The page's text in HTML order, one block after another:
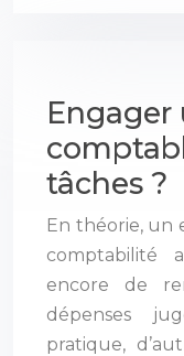
Engager
tâches ?
En théorie, un
comptabilité
encore de
dépenses
pratique,